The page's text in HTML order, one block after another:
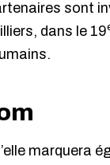
sont
dans le 19
marquera